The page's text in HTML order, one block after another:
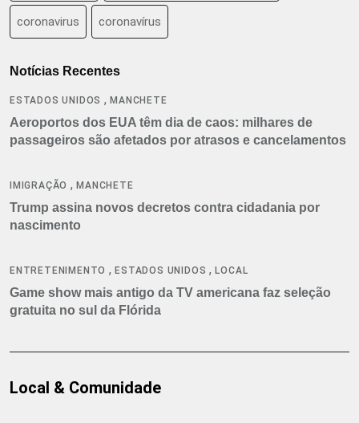
coronavirus coronavírus
Notícias Recentes
ESTADOS UNIDOS ,MANCHETE
Aeroportos dos EUA têm dia de caos: milhares de
passageiros são afetados por atrasos e cancelamentos
IMIGRAÇÃO ,MANCHETE
Trump assina novos decretos contra cidadania por
nascimento
ENTRETENIMENTO ,ESTADOS UNIDOS ,LOCAL
Game show mais antigo da TV americana faz seleção
gratuita no sul da Flórida
Local & Comunidade